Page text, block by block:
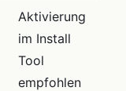
Aktivierung
im Install
Tool
empfohlen